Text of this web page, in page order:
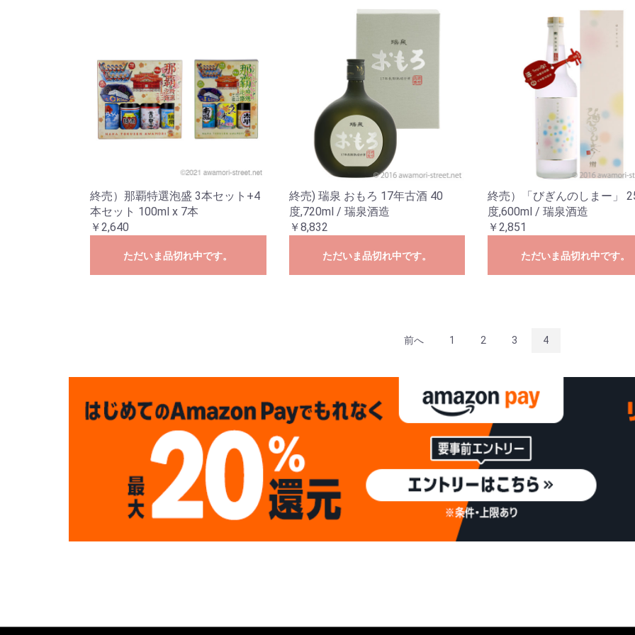
終売）那覇特選泡盛 3本セット+4
本セット 100ml x 7本
￥2,640
ただいま品切れ中です。
終売) 瑞泉 おもろ 17年古酒 40
度,720ml / 瑞泉酒造
￥8,832
ただいま品切れ中です。
終売）「びぎんのしまー」
度,600ml / 瑞泉酒造
￥2,851
ただいま品切れ中です。
前へ 1 2 3 4